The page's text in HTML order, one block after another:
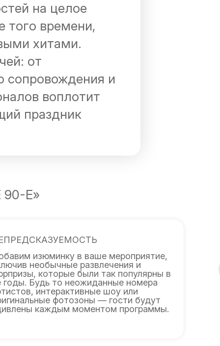
на целое
того времени,
хитами.
от
сопровождения и
воплотит
праздник
Е»
изюминку в ваше мероприятие,
необычные развлечения и
которые были так популярны в
годы. Будь то неожиданные номера
интерактивные шоу или
фотозоны — гости будут
каждым моментом программы.